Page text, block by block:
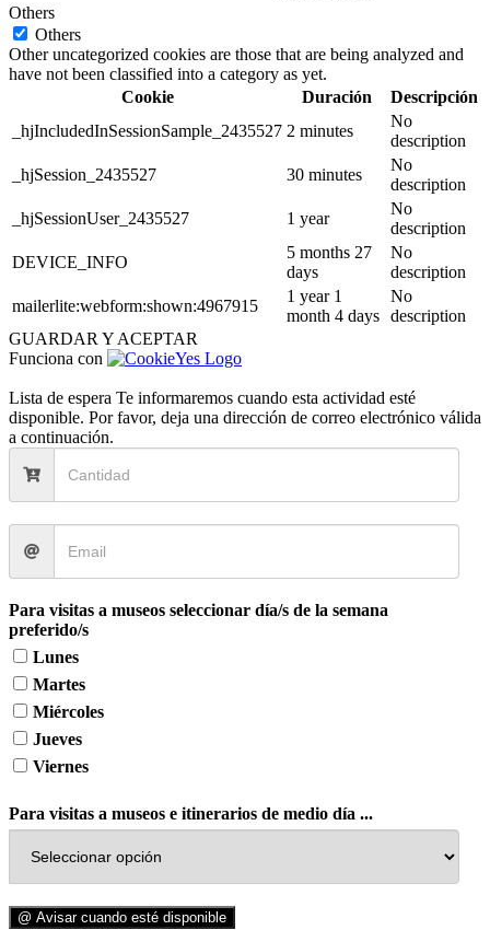
Others
Others
Other uncategorized cookies are those that are being analyzed and
have not been classified into a category as yet.
Cookie
Duración
Descripción
_hjIncludedInSessionSample_2435527 2 minutes
No
description
_hjSession_2435527
30 minutes
No
description
_hjSessionUser_2435527
1 year
No
description
DEVICE_INFO
5 months 27
days
No
description
mailerlite:webform:shown:4967915
1 year 1
month 4 days
No
description
GUARDAR Y ACEPTAR
Funciona con
Lista de espera Te informaremos cuando esta actividad esté
disponible. Por favor, deja una dirección de correo electrónico válida
a continuación.
Para visitas a museos seleccionar día/s de la semana
preferido/s
Lunes
Martes
Miércoles
Jueves
Viernes
Para visitas a museos e itinerarios de medio día ...
@ Avisar cuando esté disponible